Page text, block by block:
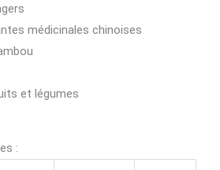
médicinales chinoises
et légumes
: